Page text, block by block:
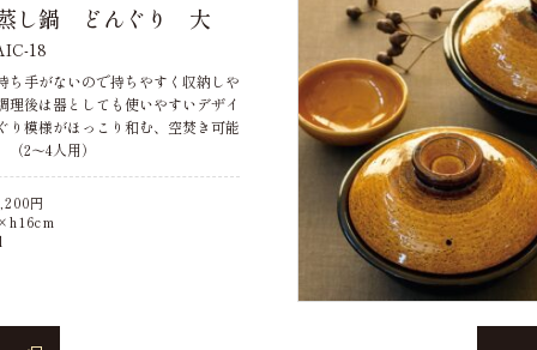
し鍋 どんぐり 大
18
手がないので持ちやすく収納しや
理後は器としても使いやすいデザイ
り模様がほっこり和む、空焚き可能
2～4人用）
円